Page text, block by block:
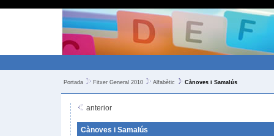
Portada Fitxer General 2010 Alfabètic Cànoves i Samalús
anterior
Cànoves i Samalús